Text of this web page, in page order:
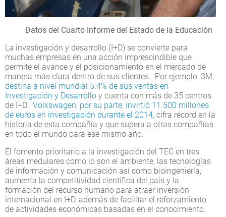
Datos del Cuarto Informe del Estado de la Educación
La investigación y desarrollo (I+D) se convierte para
muchas empresas en una acción imprescindible que
permite el avance y el posicionamiento en el mercado de
manera más clara dentro de sus clientes. Por ejemplo, 3M,
destina a nivel mundial 5.4% de sus ventas en
Investigación y Desarrollo y cuenta con más de 35 centros
de I+D. Volkswagen, por su parte, invirtió 11.500 millones
de euros en investigación durante el 2014, cifra récord en la
historia de esta compañía y que supera a otras compañías
en todo el mundo para ese mismo año.
El fomento prioritario a la investigación del TEC en tres
áreas medulares como lo son el ambiente, las tecnologías
de información y comunicación así como bioingeniería,
aumenta la competitividad científica del país y la
formación del recurso humano para atraer inversión
internacional en I+D, además de facilitar el reforzamiento
de actividades económicas basadas en el conocimiento.